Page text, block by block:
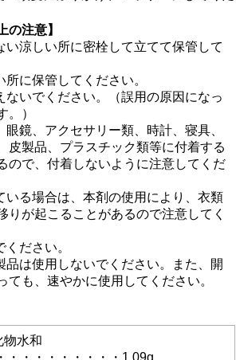
の注意】
い涼しい所に密栓して立てて保管して
に保管してください。
ないでください。（誤用の原因になっ
。）
鏡、アクセサリー類、時計、寝具、
皮製品、プラスチック類等に付着する
ので、付着しないように注意してくだ
いる場合は、本剤の使用により、衣類
りが起こることがあるので注意してく
ださい。
品は使用しないでください。また、開
ても、速やかに使用してください。
物水和
・・・・・・・・・1.09g